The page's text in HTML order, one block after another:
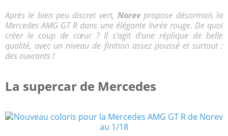
Après le bien peu discret vert, Norev propose désormais la
Mercedes AMG GT R dans une élégante livrée rouge. De quoi
créer le coup de cœur ? Il s'agit d'une réplique de belle
qualité, avec un niveau de finition assez poussé et surtout :
des ouvrants !
La supercar de Mercedes